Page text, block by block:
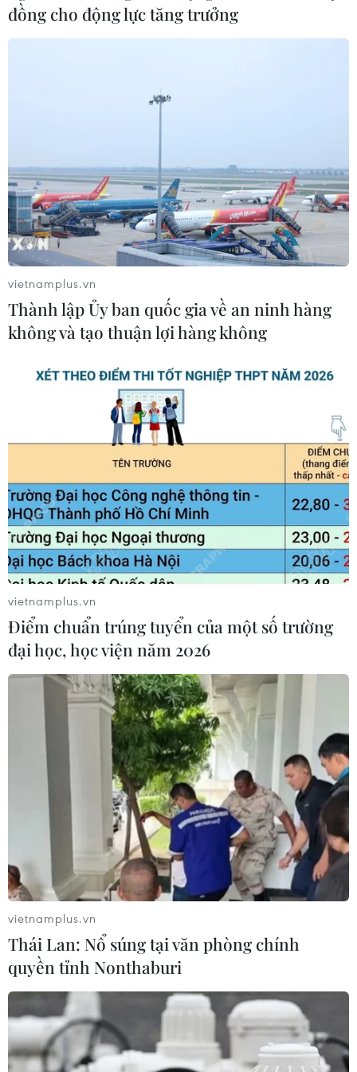
Trung Quốc, Nga, Iran, Pakistan thành lập
kênh liên lạc về Afghanistan
17/09/2021 04:55
Trung Quốc, Nga, Pakistan và Iran nhất trí cần tăng
huy ảnh hưởng tích cực và đóng vai trò xây dựng trong
việc ổn định tình hình ở Afghanistan.
đồng cho động lực tăng trưởng
vietnamplus.vn
Thành lập Ủy ban quốc gia về an ninh hàng
không và tạo thuận lợi hàng không
vietnamplus.vn
Điểm chuẩn trúng tuyển của một số trường
đại học, học viện năm 2026
vietnamplus.vn
Thái Lan: Nổ súng tại văn phòng chính
quyền tỉnh Nonthaburi